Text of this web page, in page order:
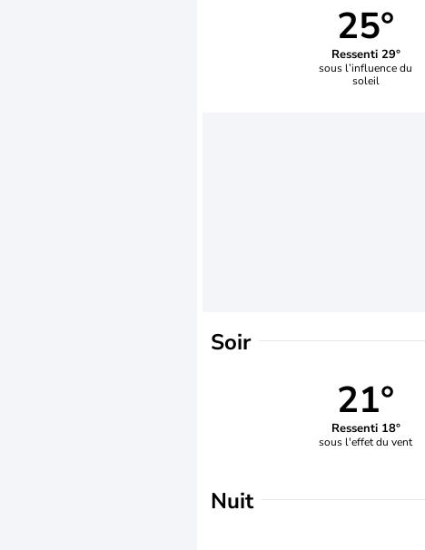
25°
Ressenti 29°
sous l’influence du
soleil
Soir
21°
Ressenti 18°
sous l'effet du vent
Nuit